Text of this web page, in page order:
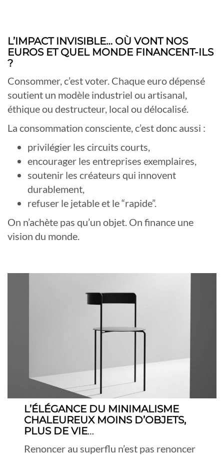
L’IMPACT INVISIBLE… OÙ VONT NOS
EUROS ET QUEL MONDE FINANCENT-ILS
?
Consommer, c’est voter. Chaque euro dépensé
soutient un modèle industriel ou artisanal,
éthique ou destructeur, local ou délocalisé.
La consommation consciente, c’est donc aussi :
privilégier les circuits courts,
encourager les entreprises exemplaires,
soutenir les créateurs qui innovent
durablement,
refuser le jetable et le “rapide”.
On n’achète pas qu’un objet. On finance une
vision du monde.
L’ÉLÉGANCE DU MINIMALISME
CHALEUREUX MOINS D’OBJETS,
PLUS DE VIE…
Renoncer au superflu n’est pas renoncer